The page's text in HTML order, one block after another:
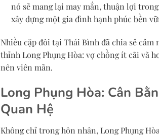
nó sẽ mang lại may mắn, thuận lợi
xây dựng một gia đình hạnh phúc bền
Nhiều cặp đôi tại Thái Bình đã chia sẻ
thỉnh Long Phụng Hòa: vợ chồng ít cãi vã
nên viên mãn.
Long Phụng Hòa: Cân
Quan Hệ
Không chỉ trong hôn nhân, Long Phụng